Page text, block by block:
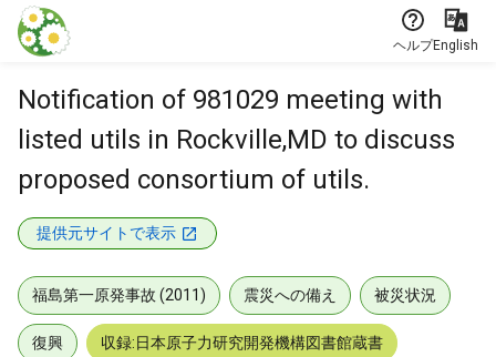
本文に飛ぶ
ヘルプEnglish
Notification of 981029 meeting with
listed utils in Rockville,MD to discuss
proposed consortium of utils.
提供元サイトで表示
福島第一原発事故 (2011) 震災への備え 被災状況
復興 収録:日本原子力研究開発機構図書館蔵書